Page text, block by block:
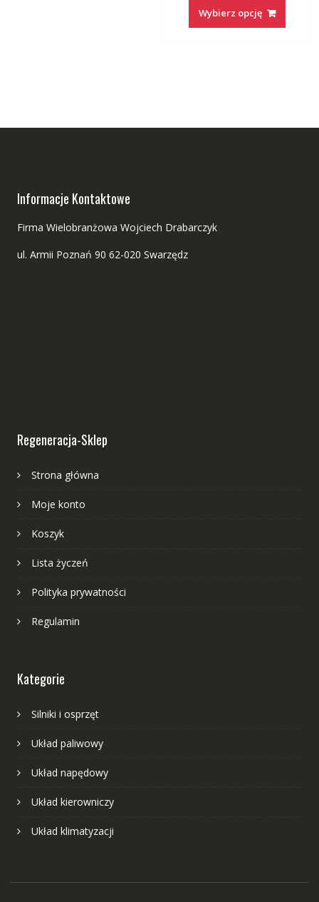
Wybierz opcję
Informacje Kontaktowe
Firma Wielobranżowa Wojciech Drabarczyk
ul. Armii Poznań 90 62-020 Swarzędz
Regeneracja-Sklep
Strona główna
Moje konto
Koszyk
Lista życzeń
Polityka prywatności
Regulamin
Kategorie
Silniki i osprzęt
Układ paliwowy
Układ napędowy
Układ kierowniczy
Układ klimatyzacji